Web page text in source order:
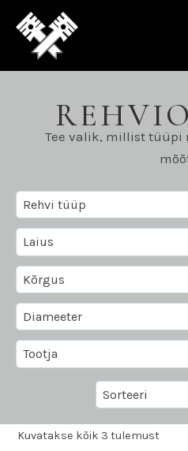
Tee valik, millist tüüpi
Kuvatakse kõik 3 tulemust